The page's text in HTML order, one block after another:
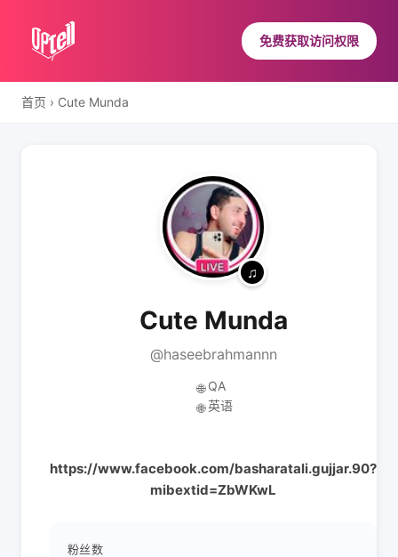
免费获取访问权限
首页 › Cute Munda
Cute Munda
@haseebrahmannn
🌐 QA
🌐 英语
https://www.facebook.com/basharatali.gujjar.90?
mibextid=ZbWKwL
粉丝数